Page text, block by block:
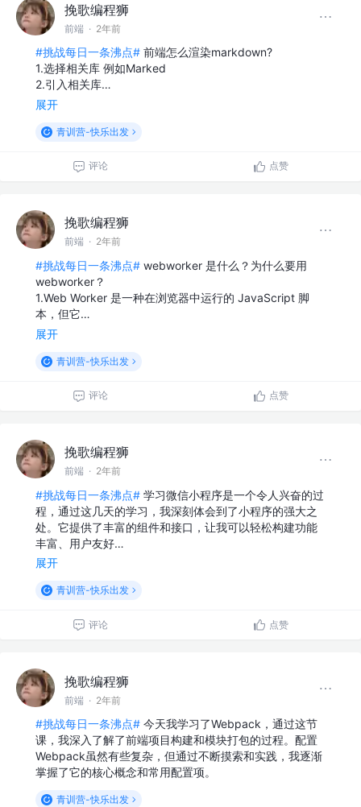
挽歌编程狮
前端 · 2年前
#挑战每日一条沸点# 前端怎么渲染markdown?
1.选择相关库 例如Marked
2.引入相关库…
展开
青训营-快乐出发
评论 点赞
挽歌编程狮
前端 · 2年前
#挑战每日一条沸点# webworker 是什么？为什么要用
webworker？
1.Web Worker 是一种在浏览器中运行的 JavaScript 脚
本，但它…
展开
青训营-快乐出发
评论 点赞
挽歌编程狮
前端 · 2年前
#挑战每日一条沸点# 学习微信小程序是一个令人兴奋的过
程，通过这几天的学习，我深刻体会到了小程序的强大之
处。它提供了丰富的组件和接口，让我可以轻松构建功能
丰富、用户友好…
展开
青训营-快乐出发
评论 点赞
挽歌编程狮
前端 · 2年前
#挑战每日一条沸点# 今天我学习了Webpack，通过这节
课，我深入了解了前端项目构建和模块打包的过程。配置
Webpack虽然有些复杂，但通过不断摸索和实践，我逐渐
掌握了它的核心概念和常用配置项。
青训营-快乐出发